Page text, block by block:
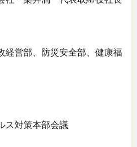
経営部、防災安全部、健康福
ス対策本部会議